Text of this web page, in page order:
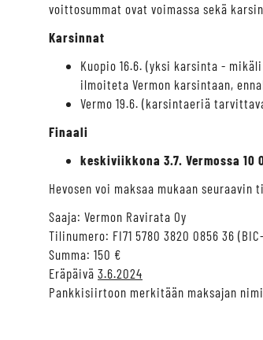
voittosummat ovat voimassa sekä
Karsinnat
Kuopio 16.6. (yksi karsinta -
ilmoiteta Vermon karsintaan,
Vermo 19.6. (karsintaeriä
Finaali
keskiviikkona 3.7. Vermossa
Hevosen voi maksaa mukaan seuraavin
Saaja: Vermon Ravirata Oy
Tilinumero: FI71 5780 3820 0856 36
Summa: 150 €
Eräpäivä 3.6.2024
Pankkisiirtoon merkitään maksajan